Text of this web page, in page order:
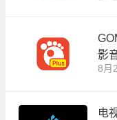
影
8月
电